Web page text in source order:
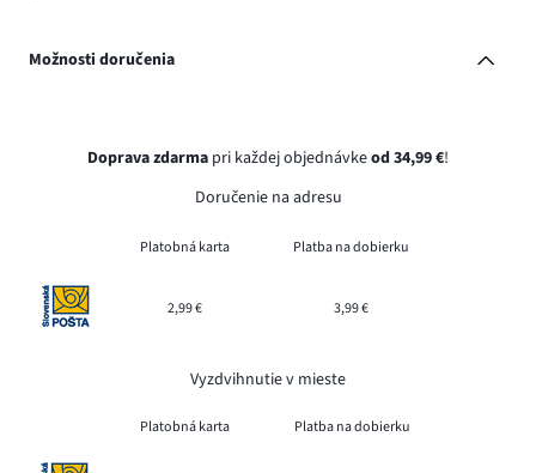
Možnosti doručenia
Doprava zdarma pri každej objednávkeod 34,99 €!
Doručenie na adresu
Platobná karta Platba na dobierku
2,99 € 3,99 €
Vyzdvihnutie v mieste
Platobná karta Platba na dobierku